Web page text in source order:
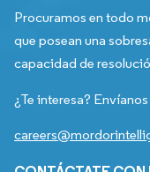
Procuramos en todo
que posean una
capacidad de
¿Te interesa?